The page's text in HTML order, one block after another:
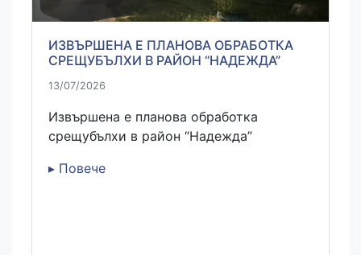
ИЗВЪРШЕНА Е ПЛАНОВА ОБРАБОТКА
СРЕЩУБЪЛХИ В РАЙОН “НАДЕЖДА”
13/07/2026
Извършена е планова обработка
срещубълхи в район “Надежда”
▸ Повече